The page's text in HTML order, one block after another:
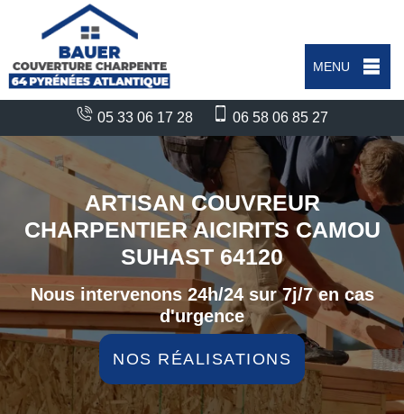
MENU
05 33 06 17 28 06 58 06 85 27
ARTISAN COUVREUR
CHARPENTIER AICIRITS CAMOU
SUHAST 64120
Nous intervenons 24h/24 sur 7j/7 en cas
d'urgence
NOS RÉALISATIONS